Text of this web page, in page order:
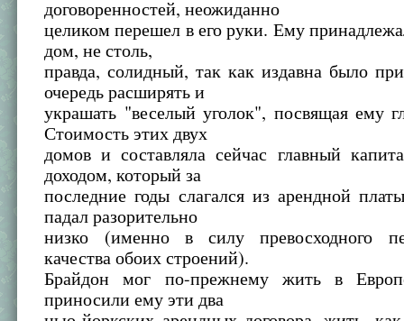
договоренностей, неожиданно
целиком перешел в его руки. Ему
дом, не столь,
правда, солидный, так как издавна было
очередь расширять и
украшать "веселый уголок", посвящая ему
Стоимость этих двух
домов и составляла сейчас главный
доходом, который за
последние годы слагался из арендной
падал разорительно
низко (именно в силу превосходного
качества обоих строений).
Брайдон мог по-прежнему жить в
приносили ему эти два